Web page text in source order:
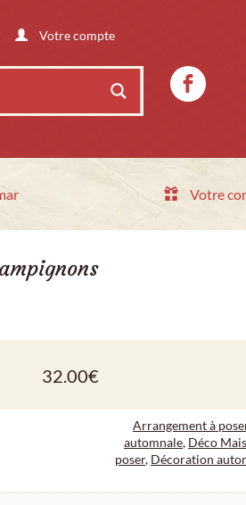
Votre compte
Votre
32.00€
Arrangement à
automnale, Déco
poser, Décoration